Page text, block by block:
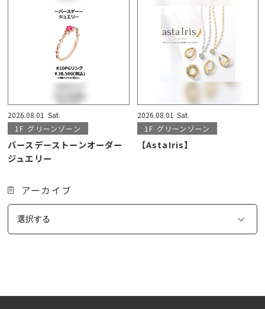
2026.08.01 Sat.
1F グリーンゾーン
バースデーストーンオーダー
ジュエリー
2026.08.01 Sat.
1F グリーンゾーン
【AstaIris】
アーカイブ